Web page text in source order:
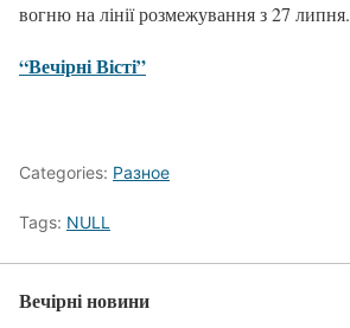
вогню на лінії розмежування з 27 липня.
“Вечірні Вісті”
Categories: Разное
Tags: NULL
Вечірні новини